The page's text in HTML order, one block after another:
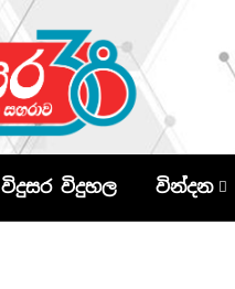
විදුසර විදුහල වින්දන